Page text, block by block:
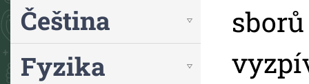
Čeština
Fyzika